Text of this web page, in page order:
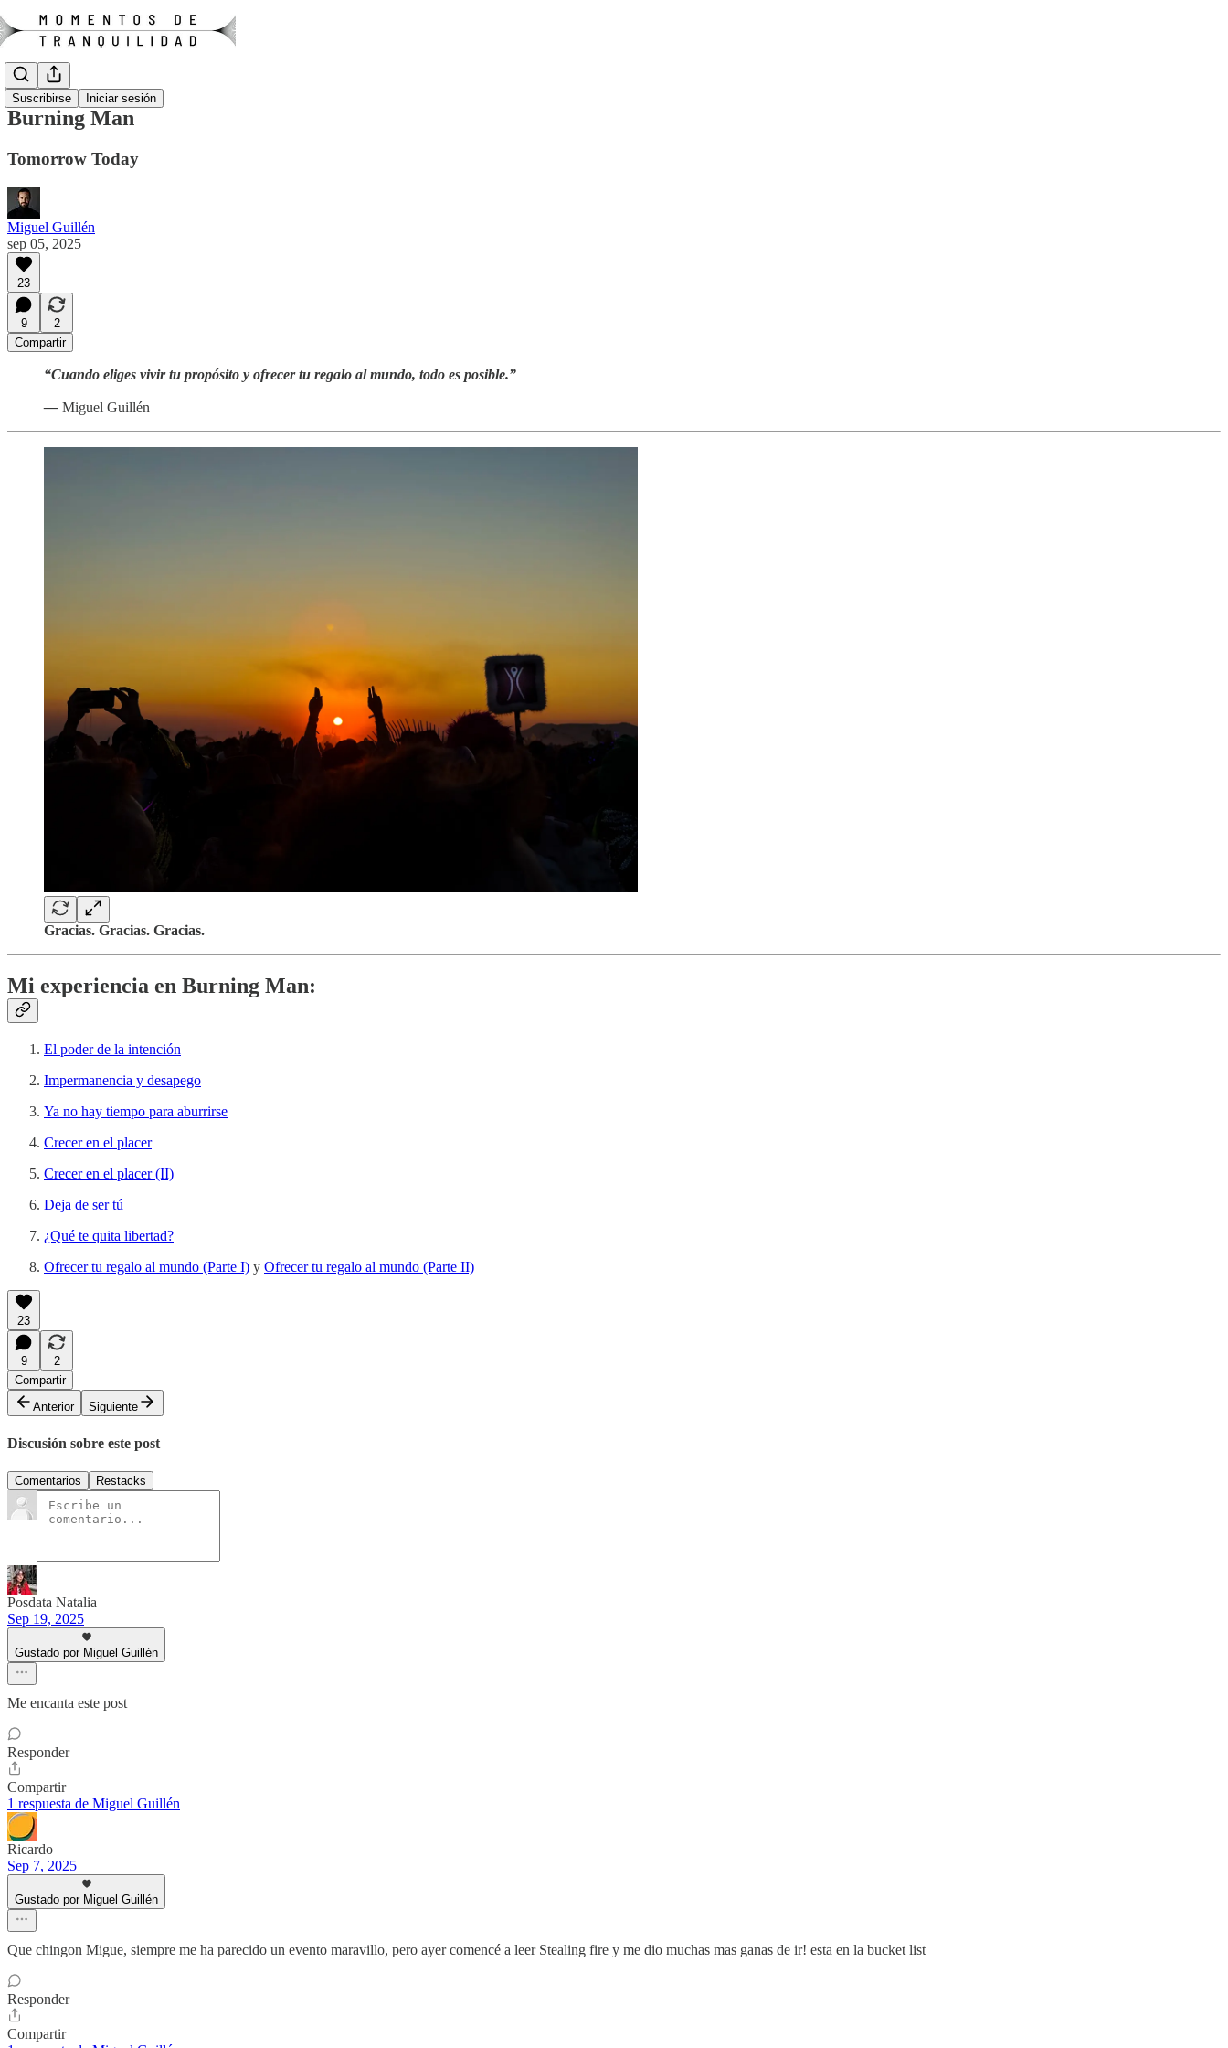
Suscribirse Iniciar sesión
Burning Man
Tomorrow Today
Miguel Guillén
sep 05, 2025
23
9
2
Compartir
“Cuando eliges vivir tu propósito y ofrecer tu regalo al mundo, todo es posible.”
— Miguel Guillén
Gracias. Gracias. Gracias.
Mi experiencia en Burning Man:
El poder de la intención
Impermanencia y desapego
Ya no hay tiempo para aburrirse
Crecer en el placer
Crecer en el placer (II)
Deja de ser tú
¿Qué te quita libertad?
Ofrecer tu regalo al mundo (Parte I) y Ofrecer tu regalo al mundo (Parte II)
23
9
2
Compartir
Anterior
Siguiente
Discusión sobre este post
Comentarios Restacks
Posdata Natalia
Sep 19, 2025
Gustado por Miguel Guillén
Me encanta este post
Responder
Compartir
1 respuesta de Miguel Guillén
Ricardo
Sep 7, 2025
Gustado por Miguel Guillén
Que chingon Migue, siempre me ha parecido un evento maravillo, pero ayer comencé a leer Stealing fire y me dio muchas mas ganas de ir! esta en la bucket list
Responder
Compartir